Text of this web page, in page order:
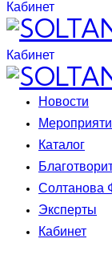
Кабинет
Кабинет
Новости
Каталог
Солтанова
Эксперты
Кабинет